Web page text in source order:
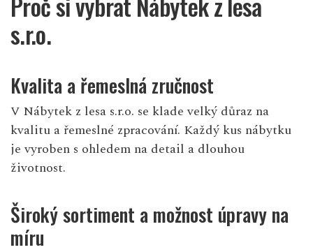
s.r.o.
Kvalita a řemeslná zručnost
V Nábytek z lesa s.r.o. se klade velký důraz na
kvalitu a řemeslné zpracování. Každý kus nábytku
je vyroben s ohledem na detail a dlouhou
životnost.
Široký sortiment a možnost úpravy na
míru